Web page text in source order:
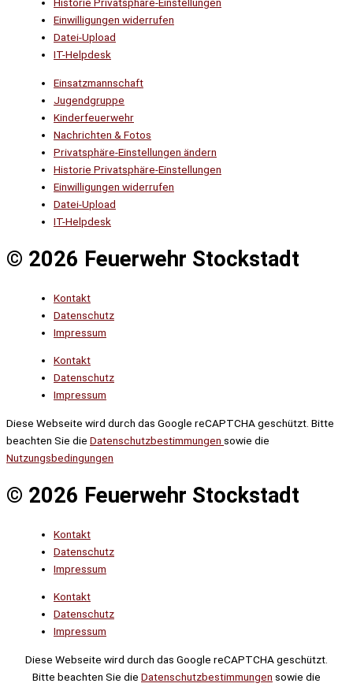
Historie Privatsphäre-Einstellungen
Einwilligungen widerrufen
Datei-Upload
IT-Helpdesk
Einsatzmannschaft
Jugendgruppe
Kinderfeuerwehr
Nachrichten & Fotos
Privatsphäre-Einstellungen ändern
Historie Privatsphäre-Einstellungen
Einwilligungen widerrufen
Datei-Upload
IT-Helpdesk
© 2026 Feuerwehr Stockstadt
Kontakt
Datenschutz
Impressum
Kontakt
Datenschutz
Impressum
Diese Webseite wird durch das Google reCAPTCHA geschützt. Bitte
beachten Sie die Datenschutzbestimmungen sowie die
Nutzungsbedingungen
© 2026 Feuerwehr Stockstadt
Kontakt
Datenschutz
Impressum
Kontakt
Datenschutz
Impressum
Diese Webseite wird durch das Google reCAPTCHA geschützt.
Bitte beachten Sie die Datenschutzbestimmungen sowie die